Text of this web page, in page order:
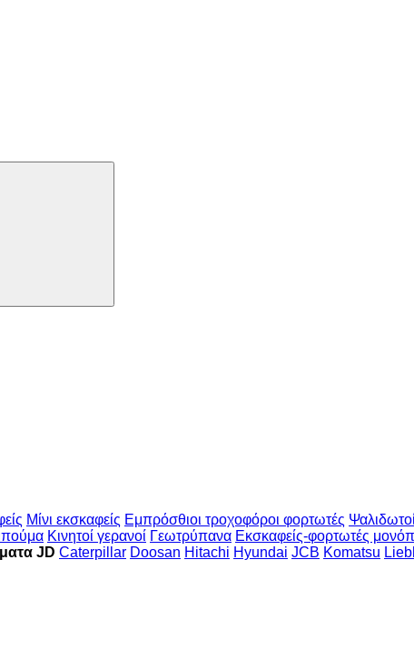
Μίνι εκσκαφείς Εμπρόσθιοι τροχοφόροι φορτωτές
Κινητοί γερανοί Γεωτρύπανα Εκσκαφείς-φορτωτές
JD Caterpillar Doosan Hitachi Hyundai JCB Komatsu